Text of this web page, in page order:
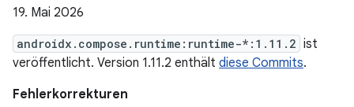
19. Mai 2026
androidx.compose.runtime:runtime-*:1.11.2 ist
veröffentlicht. Version 1.11.2 enthält diese Commits.
Fehlerkorrekturen